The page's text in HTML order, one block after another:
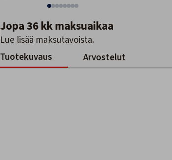
Jopa 36 kk maksuaikaa
Lue lisää maksutavoista.
Tuotekuvaus
Arvostelut